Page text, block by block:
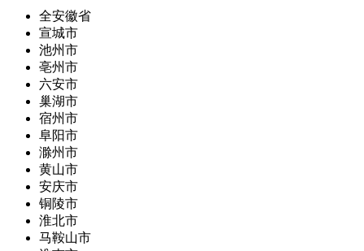
全安徽省
宣城市
池州市
亳州市
六安市
巢湖市
宿州市
阜阳市
滁州市
黄山市
安庆市
铜陵市
淮北市
马鞍山市